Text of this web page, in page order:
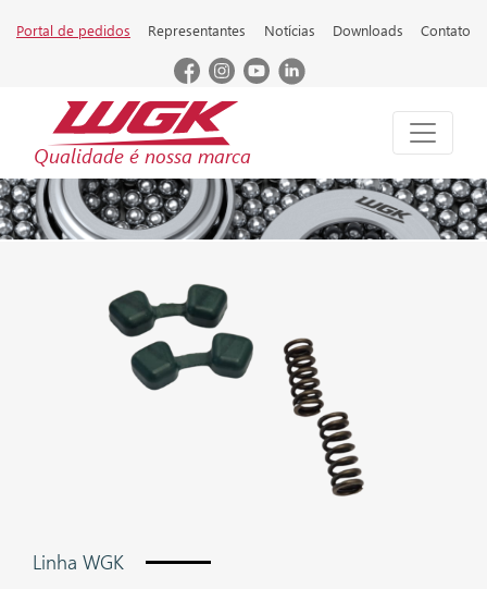
Portal de pedidos Representantes Notícias Downloads Contato
Qualidade é nossa marca
Linha WGK